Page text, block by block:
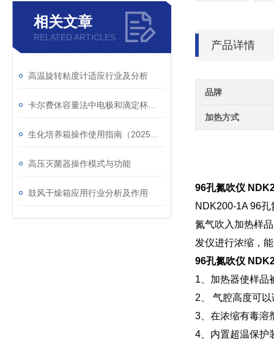
相关文章
RELATED ARTICLES
高温旋转粘度计适应行业及分析
高压灭菌器操作模式与功能
鼓风干燥箱应用行业分析及作用
产品详情
品牌
加热方式
96孔氮吹仪
NDK200-1A 96
氮气吹入加热样
发仪进行浓缩，
96孔氮吹仪
1、加热器使样品
2、 气腔高度可
3、在浓缩有毒溶
4、内置超温保护